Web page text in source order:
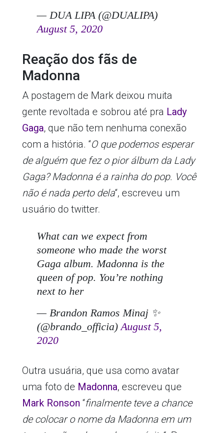
— DUA LIPA (@DUALIPA)
August 5, 2020
Reação dos fãs de
Madonna
A postagem de Mark deixou muita
gente revoltada e sobrou até pra Lady
Gaga, que não tem nenhuma conexão
com a história. “O que podemos esperar
de alguém que fez o pior álbum da Lady
Gaga? Madonna é a rainha do pop. Você
não é nada perto dela“, escreveu um
usuário do twitter.
What can we expect from
someone who made the worst
Gaga album. Madonna is the
queen of pop. You’re nothing
next to her
— Brandon Ramos Minaj ✨
(@brando_officia)August 5,
2020
Outra usuária, que usa como avatar
uma foto de Madonna, escreveu que
Mark Ronson “finalmente teve a chance
de colocar o nome da Madonna em um